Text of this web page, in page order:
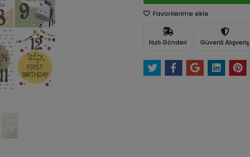
Favorilerime ekle
Hızlı Gönderi Güvenli Alışveriş